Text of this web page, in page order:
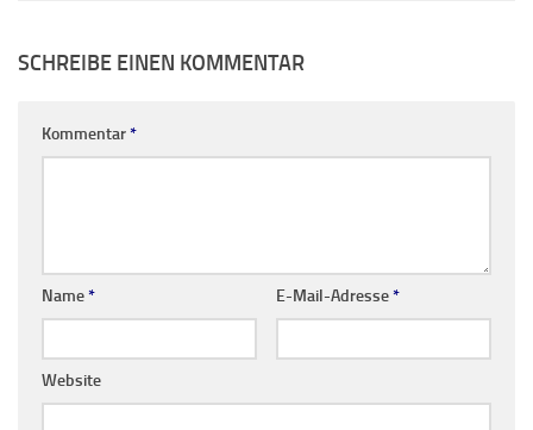
SCHREIBE EINEN KOMMENTAR
Kommentar*
Name* E-Mail-Adresse*
Website